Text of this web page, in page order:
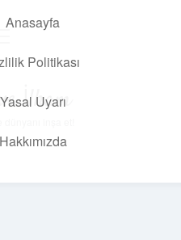
Anasayfa
Politikası
Yasal Uyarı
Hakkımızda
İlham